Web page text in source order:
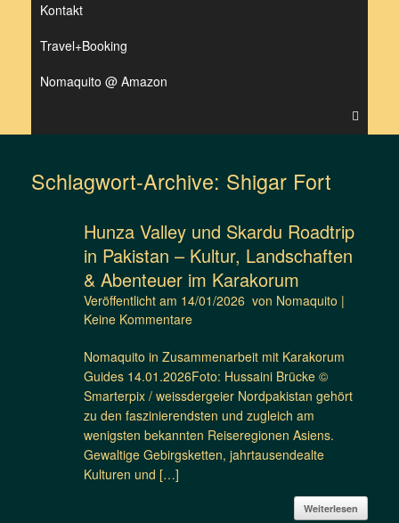
Kontakt
Travel+Booking
Nomaquito @ Amazon
Schlagwort-Archive: Shigar Fort
Hunza Valley und Skardu Roadtrip
in Pakistan – Kultur, Landschaften
& Abenteuer im Karakorum
Veröffentlicht am 14/01/2026 von Nomaquito |
Keine Kommentare
Nomaquito in Zusammenarbeit mit Karakorum
Guides 14.01.2026Foto: Hussaini Brücke ©
Smarterpix / weissdergeier Nordpakistan gehört
zu den faszinierendsten und zugleich am
wenigsten bekannten Reiseregionen Asiens.
Gewaltige Gebirgsketten, jahrtausendealte
Kulturen und […]
Weiterlesen